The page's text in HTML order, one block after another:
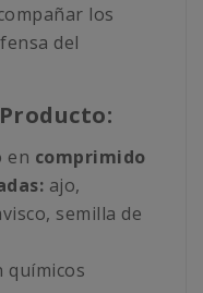
los
del
en comprimido
ajo,
semilla de
químicos